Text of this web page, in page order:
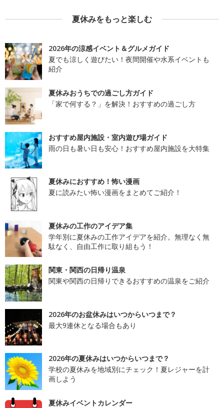
夏休みをもっと楽しむ
2026年の涼感イベント＆グルメガイド
夏でも涼しく遊びたい！夜間開催や水系イベントも
紹介
夏休みおうちでの過ごし方ガイド
「家で何する？」を解決！おすすめの過ごし方
おすすめ屋内施設・室内遊び場ガイド
雨の日も暑い日も安心！おすすめ屋内施設を大特集
夏休みにおすすめ！怖い漫画
夏に読みたい怖い漫画をまとめてご紹介！
夏休みの工作のアイデア集
学年別に夏休みの工作アイデアを紹介。無理なく無
駄なく、自由工作に取り組もう！
関東・関西の日帰り温泉
関東や関西の日帰りできるおすすめの温泉をご紹介
2026年のお盆休みはいつからいつまで？
最大9連休となる場合もあり
2026年の夏休みはいつからいつまで？
学校の夏休みを地域別にチェック！夏レジャーを計
画しよう
夏休みイベントカレンダー